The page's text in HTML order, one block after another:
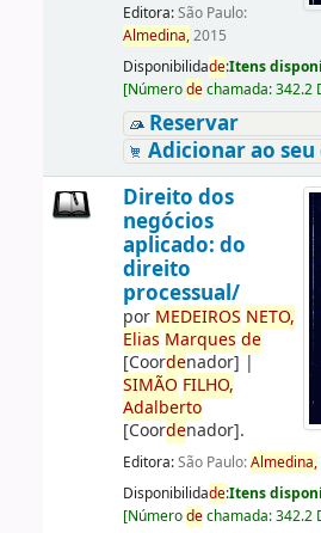
Editora:São Paulo:
Almedina,2015
Disponibilidade:Itens
[Númerodechamada:342.2
Reservar
Adicionar ao
Direito dos
negócios
aplicado: do
direito
processual/
por MEDEIROS NETO,
Elias Marques de
[Coordenador] |
SIMÃO FILHO,
Adalberto
[Coordenador].
Editora:São Paulo:Almedina,
Disponibilidade:Itens
[Númerodechamada:342.2